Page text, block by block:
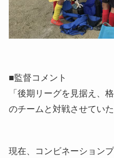
■監督コメント
「後期リーグを見据え、
のチームと対戦させていた
現在、コンビネーション